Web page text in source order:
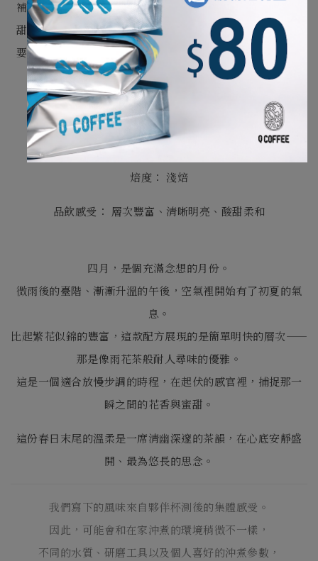
補上了中後段的層次，帶出一種像是「黃金糖」
甜度，讓整體的冷冽中多了一份溫潤的收尾。 這是一杯不需
要去拆解，而能讓你安靜坐下來，
感受清晰的花香與茶韻在
口中流轉的咖啡。
風味標籤：青茶 • 茉莉花 • 花蜜 • 黃金糖
產地組合： 瓜地馬拉 · 哥倫比亞．盧安達．衣索比亞
焙度： 淺焙
品飲感受： 層次豐富、清晰明亮、酸甜柔和
四月，是個充滿念想的月份。
微雨後的臺階、漸漸升溫的午後，空氣裡開始有了初夏的氣
息。
比起繁花似錦的豐富，這款配方展現的是簡單明快的層次——
那是像雨花茶般耐人尋味的優雅。
這是一個適合放慢步調的時程，在起伏的感官裡，捕捉那一
瞬之間的花香與蜜甜。
這份春日末尾的溫柔是一席清幽深邃的茶韻，在心底安靜盛
開、最為悠長的思念。
我們寫下的風味來自夥伴杯測後的集體感受。
因此，可能會和在家沖煮的環境稍微不一樣，
不同的水質、研磨工具以及個人喜好的沖煮參數，